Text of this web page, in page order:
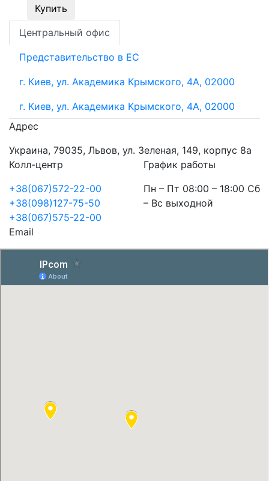
Купить
Центральный офис
Представительство в ЕС
г. Киев, ул. Академика Крымского, 4А, 02000
г. Киев, ул. Академика Крымского, 4А, 02000
Адрес
Украина, 79035, Львов, ул. Зеленая, 149, корпус 8а
Колл-центр
+38(067)572-22-00
+38(098)127-75-50
+38(067)575-22-00
График работы
Пн – Пт 08:00 – 18:00 Сб
– Вс выходной
Email